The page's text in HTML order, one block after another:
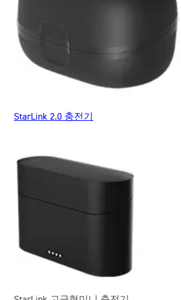
StarLink 2.0 충전기